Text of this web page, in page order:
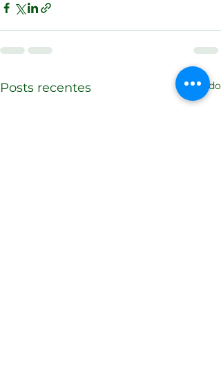
Posts recentes Ver tudo